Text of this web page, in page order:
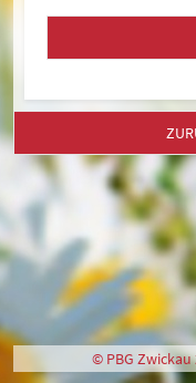
© PBG Zwickau